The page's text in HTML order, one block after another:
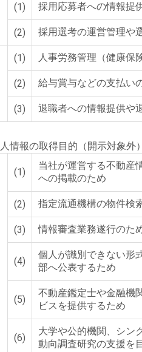
(1) 採用応募者への情報提
(2) 採用選考の運営管理や
(1) 人事労務管理（健康保
(2) 給与賞与などの支払い
(3) 退職者への情報提供や
情報の取得目的（開示対象外）
(1)
当社が運営する不動産
への掲載のため
(2) 指定流通機構の物件検
(3) 情報審査業務遂行のた
(4)
個人が識別できない形
部へ公表するため
(5)
不動産鑑定士や金融機
ビスを提供するため
(6)
大学や公的機関、シン
動向調査研究の支援を